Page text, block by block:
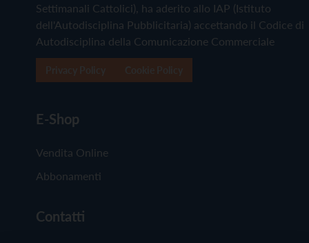
Settimanali Cattolici), ha aderito allo IAP (Istituto
dell'Autodisciplina Pubblicitaria) accettando il Codice di
Autodisciplina della Comunicazione Commerciale
E-Shop
Vendita Online
Abbonamenti
Contatti